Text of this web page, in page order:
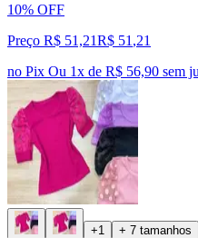
10% OFF
Preço R$ 51,21R$ 51 ,21
no Pix Ou 1x de R$ 56,90 sem
+1 + 7 tamanhos